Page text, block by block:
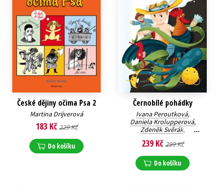
České dějiny očima Psa 2
Martina Drijverová
183 Kč 229 Kč
Do košíku
Černobílé pohádky
Ivana Peroutková,
Daniela Krolupperová,
Zdeněk Svěrák,
Ivona Březinová ,
Stanislava Reschová
Martina Drijverová,
Lucie Hlavinková,
239 Kč 299 Kč
Do košíku